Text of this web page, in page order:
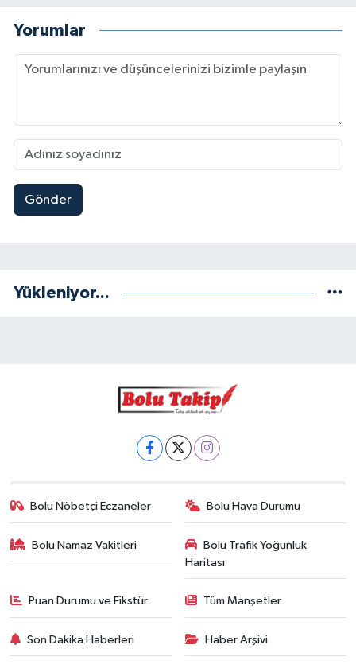
Yorumlar
Gönder
Yükleniyor...
Bolu Nöbetçi Eczaneler Bolu Hava Durumu
Bolu Namaz Vakitleri
Bolu Trafik Yoğunluk
Haritası
Puan Durumu ve Fikstür Tüm Manşetler
Son Dakika Haberleri Haber Arşivi